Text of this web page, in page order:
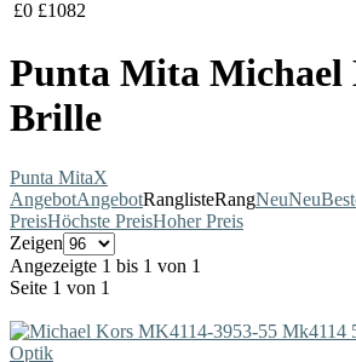
£0 £1082
Punta Mita Michael
Brille
Punta MitaX
AngebotAngebotRanglisteRangNeuNeu
PreisHöchste PreisHoher Preis
Zeigen
Angezeigte 1 bis 1 von 1
Seite 1 von 1